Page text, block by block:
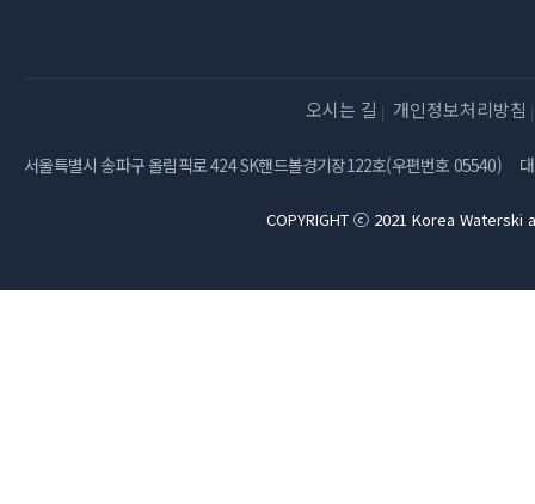
오시는 길 개인정보처리방침
서울특별시 송파구 올림픽로 424 SK핸드볼경기장122호(우편번호 05540)
COPYRIGHT ⓒ 2021 Korea Waterski